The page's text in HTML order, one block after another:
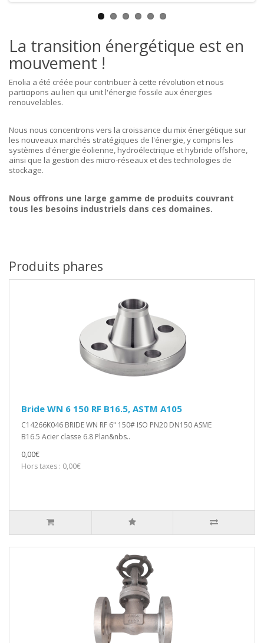
La transition énergétique est en
mouvement !
Enolia a été créée pour contribuer à cette révolution et nous
participons au lien qui unit l'énergie fossile aux énergies
renouvelables.
Nous nous concentrons vers la croissance du mix énergétique sur
les nouveaux marchés stratégiques de l'énergie, y compris les
systèmes d'énergie éolienne, hydroélectrique et hybride offshore,
ainsi que la gestion des micro-réseaux et des technologies de
stockage.
Nous offrons une large gamme de produits couvrant
tous les besoins industriels dans ces domaines.
Produits phares
Bride WN 6 150 RF B16.5, ASTM A105
C14266K046 BRIDE WN RF 6" 150# ISO PN20 DN150 ASME
B16.5 Acier classe 6.8 Plan&nbs..
0,00€
Hors taxes : 0,00€